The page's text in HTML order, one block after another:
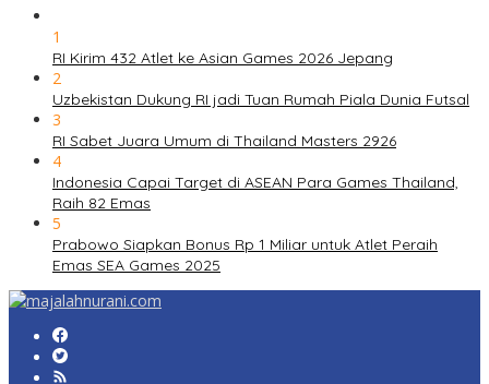
1
RI Kirim 432 Atlet ke Asian Games 2026 Jepang
2
Uzbekistan Dukung RI jadi Tuan Rumah Piala Dunia Futsal
3
RI Sabet Juara Umum di Thailand Masters 2926
4
Indonesia Capai Target di ASEAN Para Games Thailand,
Raih 82 Emas
5
Prabowo Siapkan Bonus Rp 1 Miliar untuk Atlet Peraih
Emas SEA Games 2025